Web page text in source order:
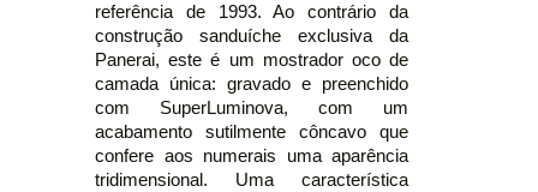
referência de 1993. Ao contrário da
construção sanduíche exclusiva da
Panerai, este é um mostrador oco de
camada única: gravado e preenchido
com SuperLuminova, com um
acabamento sutilmente côncavo que
confere aos numerais uma aparência
tridimensional. Uma característica